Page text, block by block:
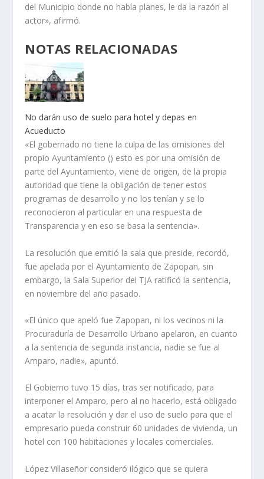
del Municipio donde no había planes, le da la razón al
actor», afirmó.
NOTAS RELACIONADAS
No darán uso de suelo para hotel y depas en
Acueducto
«El gobernado no tiene la culpa de las omisiones del
propio Ayuntamiento () esto es por una omisión de
parte del Ayuntamiento, viene de origen, de la propia
autoridad que tiene la obligación de tener estos
programas de desarrollo y no los tenían y se lo
reconocieron al particular en una respuesta de
Transparencia y en eso se basa la sentencia».
La resolución que emitió la sala que preside, recordó,
fue apelada por el Ayuntamiento de Zapopan, sin
embargo, la Sala Superior del TJA ratificó la sentencia,
en noviembre del año pasado.
«El único que apeló fue Zapopan, ni los vecinos ni la
Procuraduría de Desarrollo Urbano apelaron, en cuanto
a la sentencia de segunda instancia, nadie se fue al
Amparo, nadie», apuntó.
El Gobierno tuvo 15 días, tras ser notificado, para
interponer el Amparo, pero al no hacerlo, está obligado
a acatar la resolución y dar el uso de suelo para que el
empresario pueda construir 60 unidades de vivienda, un
hotel con 100 habitaciones y locales comerciales.
López Villaseñor consideró ilógico que se quiera